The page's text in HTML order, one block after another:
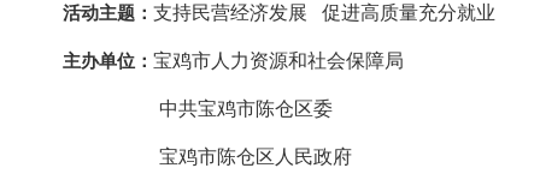
活动主题： 支持民营经济发展 促进高质量充分就业
主办单位： 宝鸡市人力资源和社会保障局
中共宝鸡市陈仓区委
宝鸡市陈仓区人民政府